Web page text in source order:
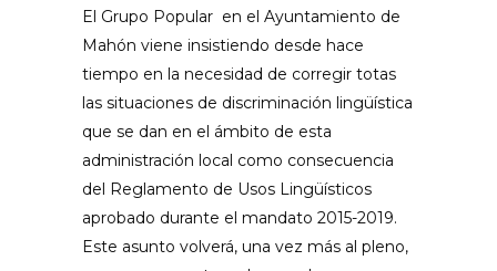
El Grupo Popular en el Ayuntamiento de
Mahón viene insistiendo desde hace
tiempo en la necesidad de corregir totas
las situaciones de discriminación lingüística
que se dan en el ámbito de esta
administración local como consecuencia
del Reglamento de Usos Lingüísticos
aprobado durante el mandato 2015-2019.
Este asunto volverá, una vez más al pleno,